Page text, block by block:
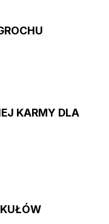
KARMY DLA